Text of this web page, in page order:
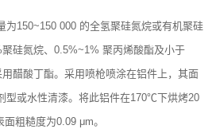
为150~150 000 的全氢聚硅氮烷或有机聚硅
硅氮烷、0.5%~1% 聚丙烯酸酯及小于
醋酸丁酯。采用喷枪喷涂在铝件上，其面
型或水性清漆。将此铝件在170℃下烘烤20
粗糙度为0.09 μm。